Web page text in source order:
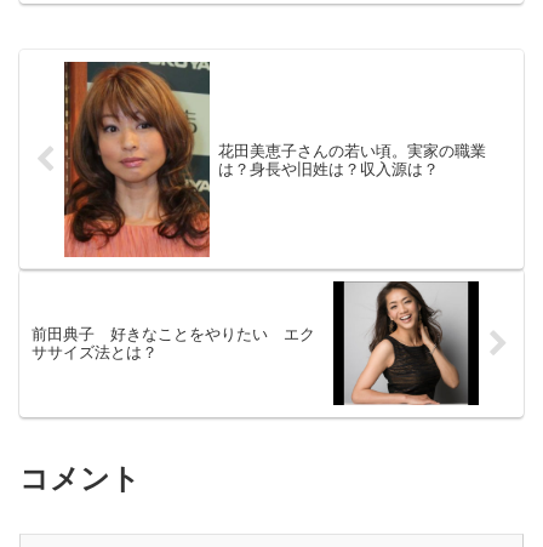
花田美恵子さんの若い頃。実家の職業
は？身長や旧姓は？収入源は？
前田典子 好きなことをやりたい エク
ササイズ法とは？
コメント